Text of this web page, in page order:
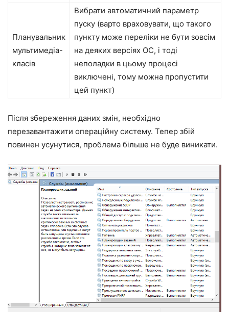
Планувальник
мультимедіа-
класів
Вибрати автоматичний параметр
пуску (варто враховувати, що такого
пункту може переліки не бути зовсім
на деяких версіях ОС, і тоді
неполадки в цьому процесі
виключені, тому можна пропустити
цей пункт)
Після збереження даних змін, необхідно
перезавантажити операційну систему. Тепер збій
повинен усунутися, проблема більше не буде виникати.